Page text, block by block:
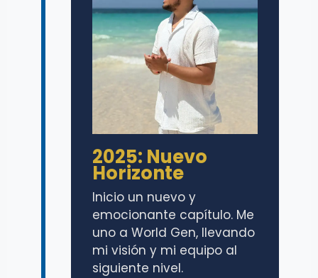
2025: Nuevo
Horizonte
Inicio un nuevo y
emocionante capítulo. Me
uno a World Gen, llevando
mi visión y mi equipo al
siguiente nivel.